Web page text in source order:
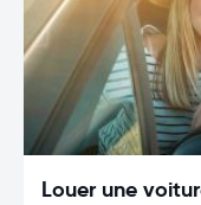
Louer une